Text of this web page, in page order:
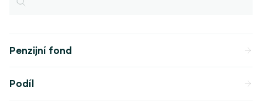
Penzijní fond
Podíl